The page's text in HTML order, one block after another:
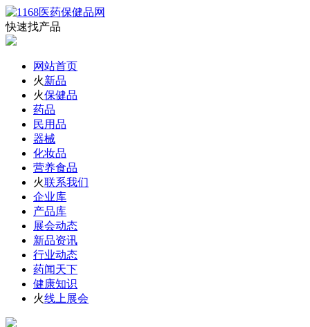
快速找产品
网站首页
火新品
火保健品
药品
民用品
器械
化妆品
营养食品
火联系我们
企业库
产品库
展会动态
新品资讯
行业动态
药闻天下
健康知识
火线上展会